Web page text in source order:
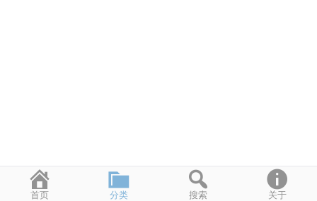
首页 分类 搜索 关于